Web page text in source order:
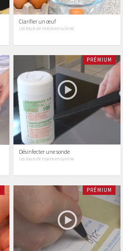
Clarifier un œuf
Les tours de mains en cuisine
PRÉMIUM
Désinfecter une sonde
Les tours de mains en cuisine
PRÉMIUM